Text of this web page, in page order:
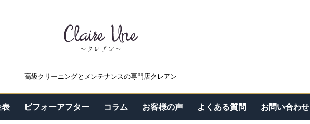
高級クリーニングとメンテナンスの専門店クレアン
ビフォーアフター コラム お客様の声 よくある質問 お問い合わせ